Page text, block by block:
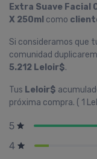
Extra Suave Facial
X 250ml como
Si consideramos que
comunidad
5.212 Leloir$.
Tus Leloir$
próxima compra. ( 1
5
4